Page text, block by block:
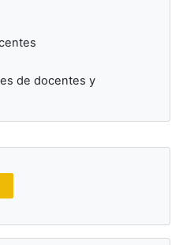
de docentes y